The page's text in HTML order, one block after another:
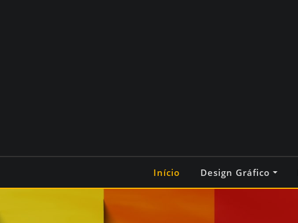
Início Design Gráfico